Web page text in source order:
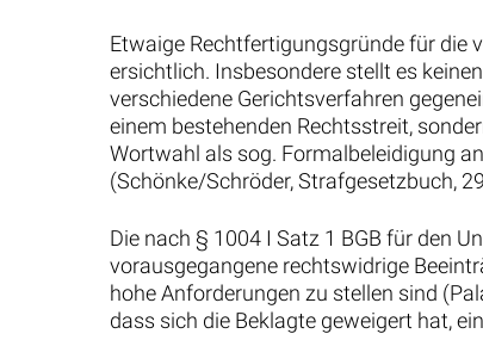
Etwaige Rechtfertigungsgründe für die
ersichtlich. Insbesondere stellt es
verschiedene Gerichtsverfahren
einem bestehenden Rechtsstreit,
Wortwahl als sog. Formalbeleidigung
(Schönke/Schröder, Strafgesetzbuch,
Die nach § 1004 I Satz 1 BGB für den
vorausgegangene rechtswidrige
hohe Anforderungen zu stellen sind
dass sich die Beklagte geweigert hat,